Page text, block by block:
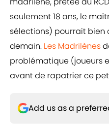
seulement 18 ans, le
sélections) pourrait bien
demain. Les Madrilènes
problématique (joueurs
avant de rapatrier ce
Add us as a